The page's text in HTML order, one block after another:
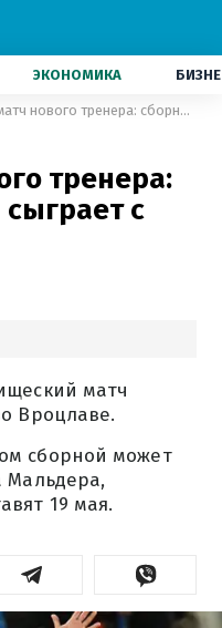
ЭКОНОМИКА
Первый матч нового тренера: сборная Украины сыграет с Польшей
тренера:
с
матч
Вроцлаве.
сборной может
Мальдера,
19 мая.